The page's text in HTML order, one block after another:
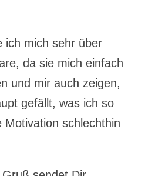
ich mich sehr über
da sie mich einfach
und mir auch zeigen,
gefällt, was ich so
Motivation schlechthin